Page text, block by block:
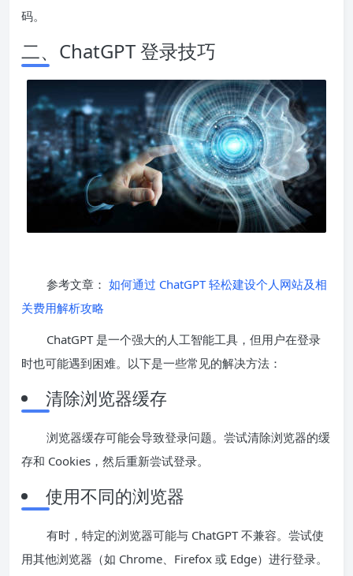
码。
二、ChatGPT 登录技巧
参考文章： 如何通过 ChatGPT 轻松建设个人网站及相
关费用解析攻略
ChatGPT 是一个强大的人工智能工具，但用户在登录
时也可能遇到困难。以下是一些常见的解决方法：
清除浏览器缓存
浏览器缓存可能会导致登录问题。尝试清除浏览器的缓
存和 Cookies，然后重新尝试登录。
使用不同的浏览器
有时，特定的浏览器可能与 ChatGPT 不兼容。尝试使
用其他浏览器（如 Chrome、Firefox 或 Edge）进行登录。